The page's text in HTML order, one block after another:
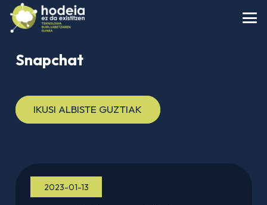
Snapchat
IKUSI ALBISTE GUZTIAK
2023-01-13